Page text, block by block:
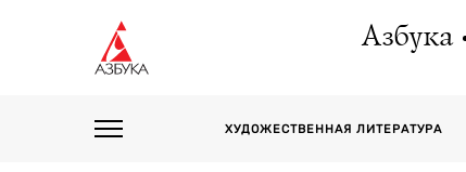
Азбука
ХУДОЖЕСТВЕННАЯ ЛИТЕРАТУРА